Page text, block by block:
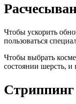
Чтобы ускорить
пользоваться
Чтобы выбрать
состоянии шерсть,
Стриппинг